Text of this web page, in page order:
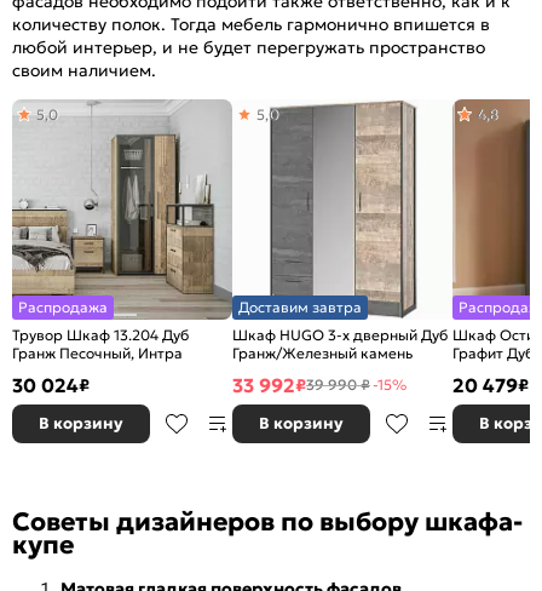
количеству полок. Тогда мебель гармонично впишется в
любой интерьер, и не будет перегружать пространство
своим наличием.
Распродажа
Трувор Шкаф 13.204 Дуб
Гранж Песочный, Интра
5,0
30 024₽
В корзину
Доставим завтра
Шкаф HUGO 3-х дверный Дуб
Гранж/Железный камень
5,0
33 992₽39 990 ₽-15%
В корзину
Шкаф
Графит Дуб
4,8
20 479₽
В
Советы дизайнеров по выбору шкафа-
купе